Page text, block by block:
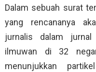
Dalam sebuah surat
yang rencananya
jurnalis dalam
ilmuwan di 32
menunjukkan